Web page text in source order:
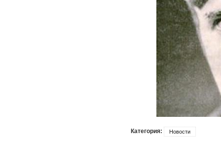
Категория: Новости